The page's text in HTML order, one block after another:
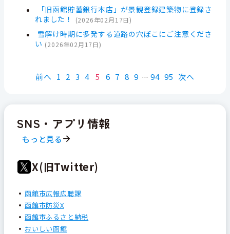
「旧函館貯蓄銀行本店」が景観登録建築物に登録さ
れました！
(2026年02月17日)
雪解け時期に多発する道路の穴ぼこにご注意くださ
い (2026年02月17日)
前へ 1 2 3 4 5 6 7 8 9 94 95 次へ
SNS・アプリ情報
もっと見る
X(旧Twitter)
函館市広報広聴課
函館市防災X
函館市ふるさと納税
おいしい函館